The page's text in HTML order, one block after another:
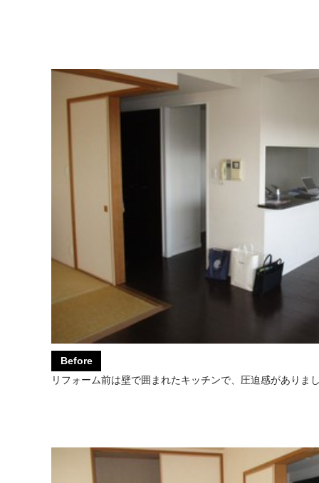
Before
リフォーム前は壁で囲まれたキッチンで、圧迫感がありま